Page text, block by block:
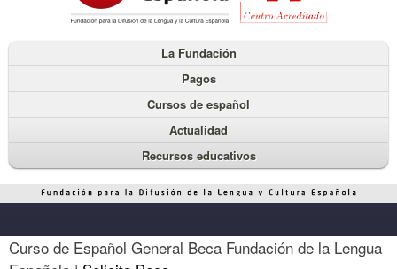
La Fundación
Pagos
Cursos de español
Actualidad
Recursos educativos
Curso de Español General Beca Fundación de la Lengua